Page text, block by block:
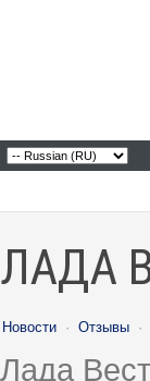
ЛАДА
Новости · Отзывы ·
Лада